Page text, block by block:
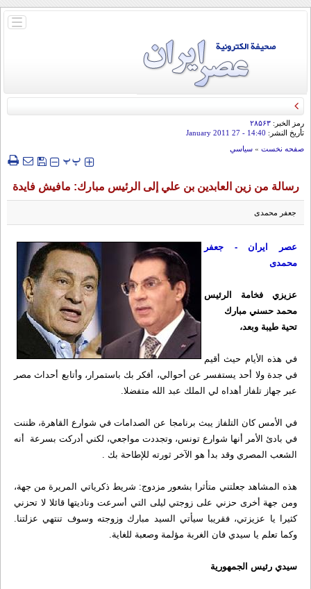
باز
رمز الخبر: ۲۸۵۶۳
تأريخ النشر: 14:40
- 27 January 2011
صفحه نخست » سياسي
‍‍‍ پپ
رسالة من زين العابدين بن علي إلى الرئيس مبارك: مافيش فايدة
جعفر محمدی
عصر ایران - جعفر
محمدی
عزيزي فخامة الرئیس
محمد حسني مبارك
تحية طيبة وبعد،
في هذه الأيام حيث أقيم
في جدة ولا أحد يستفسر عن أحوالي، أفكر بك باستمرار، وأتابع أحداث مصر
عبر جهاز تلفاز أهداه لي الملك عبد الله متفضلا.
في الأمس كان التلفاز يبث برنامجا عن الصدامات في شوارع القاهرة، ظننت
في بادئ الأمر أنها شوارع تونس، وتجددت مواجعي، لكني أدركت بسرعة أنه
الشعب المصري وقد بدأ هو الآخر ثورته للإطاحة بك .
هذه المشاهد جعلتني متأثرا بشعور مزدوج: شريط ذكرياتي المريرة من جهة،
ومن جهة أخرى حزني على زوجتي ليلى التي أسرعت وناديتها قائلا لا تحزني
كثيرا يا عزيزتي، فقريبا سيأتي السيد مبارك وزوجته وسوف تنتهي عزلتنا.
وكما تعلم يا سيدي فان الغربة مؤلمة وصعبة للغاية.
سيدي رئيس الجمهورية